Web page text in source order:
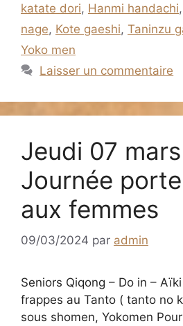
katate dori, Hanmi handachi,
nage, Kote gaeshi, Taninzu
Yoko men
Laisser un commentaire
Jeudi 07
Journée
aux femmes
09/03/2024 par admin
Seniors Qiqong – Do in –
frappes au Tanto ( tanto no
sous shomen, Yokomen